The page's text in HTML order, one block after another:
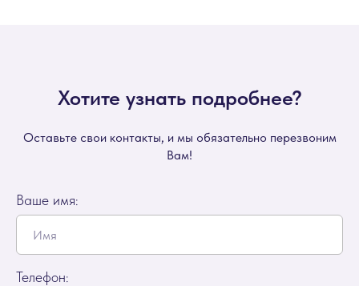
Хотите узнать подробнее?
Оставьте свои контакты, и мы обязательно перезвоним
Вам!
Ваше имя:
Телефон: